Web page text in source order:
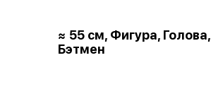
≈ 55 см, Фигура, Голова,
Бэтмен